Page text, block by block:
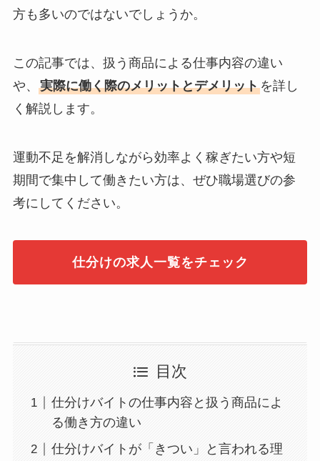
方も多いのではないでしょうか。
この記事では、扱う商品による仕事内容の違い
や、 実際に働く際のメリットとデメリットを詳し
く解説します。
運動不足を解消しながら効率よく稼ぎたい方や短
期間で集中して働きたい方は、ぜひ職場選びの参
考にしてください。
仕分けの求人一覧をチェック
目次
仕分けバイトの仕事内容と扱う商品によ
る働き方の違い
仕分けバイトが「きつい」と言われる理